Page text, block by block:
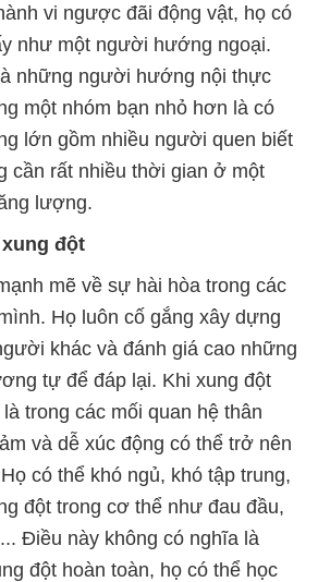
vi ngược đãi động vật, họ có
như một người hướng ngoại.
những người hướng nội thực
một nhóm bạn nhỏ hơn là có
lớn gồm nhiều người quen biết
cần rất nhiều thời gian ở một
lượng.
đột
mẽ về sự hài hòa trong các
Họ luôn cố gắng xây dựng
khác và đánh giá cao những
tự để đáp lại. Khi xung đột
trong các mối quan hệ thân
và dễ xúc động có thể trở nên
có thể khó ngủ, khó tập trung,
đột trong cơ thể như đau đầu,
Điều này không có nghĩa là
đột hoàn toàn, họ có thể học